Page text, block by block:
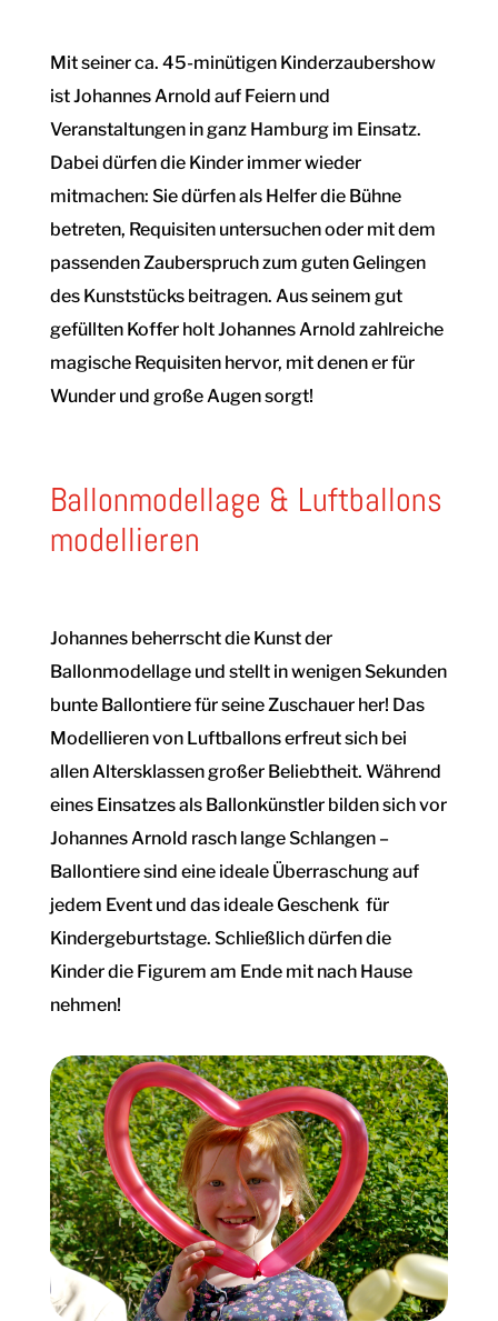
Mit seiner ca. 45-minütigen Kinderzaubershow
ist Johannes Arnold auf Feiern und
Veranstaltungen in ganz Hamburg im Einsatz.
Dabei dürfen die Kinder immer wieder
mitmachen: Sie dürfen als Helfer die Bühne
betreten, Requisiten untersuchen oder mit dem
passenden Zauberspruch zum guten Gelingen
des Kunststücks beitragen. Aus seinem gut
gefüllten Koffer holt Johannes Arnold zahlreiche
magische Requisiten hervor, mit denen er für
Wunder und große Augen sorgt!
Ballonmodellage & Luftballons
modellieren
Johannes beherrscht die Kunst der
Ballonmodellage und stellt in wenigen Sekunden
bunte Ballontiere für seine Zuschauer her! Das
Modellieren von Luftballons erfreut sich bei
allen Altersklassen großer Beliebtheit. Während
eines Einsatzes als Ballonkünstler bilden sich vor
Johannes Arnold rasch lange Schlangen –
Ballontiere sind eine ideale Überraschung auf
jedem Event und das ideale Geschenk für
Kindergeburtstage. Schließlich dürfen die
Kinder die Figurem am Ende mit nach Hause
nehmen!